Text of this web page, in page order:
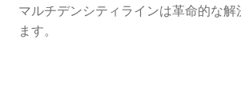
マルチデンシティラインは革命的な解
ます。